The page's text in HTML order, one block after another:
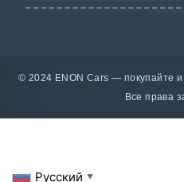
© 2024 ENON Cars — покупайте
Все права
Русский ▼